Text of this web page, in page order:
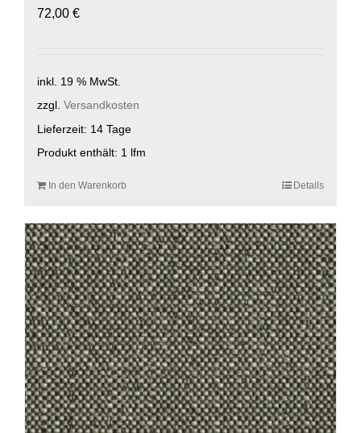
72,00 €
inkl. 19 % MwSt.
zzgl. Versandkosten
Lieferzeit: 14 Tage
Produkt enthält: 1 lfm
In den Warenkorb Details